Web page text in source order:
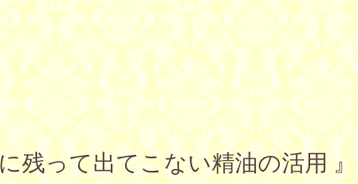
残って出てこない精油の活用 』